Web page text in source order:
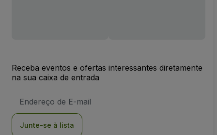
Receba eventos e ofertas interessantes diretamente
na sua caixa de entrada
de
Junte-se à lista